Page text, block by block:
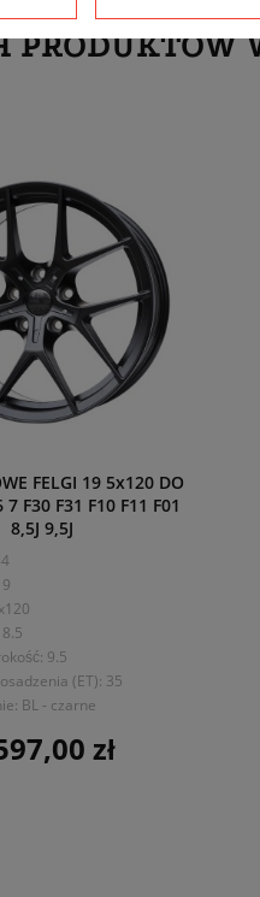
PRODUKTÓW
FELGI 19 5x120 DO
F30 F31 F10 F11 F01
8,5J 9,5J
9.5
(ET): 35
BL - czarne
zł